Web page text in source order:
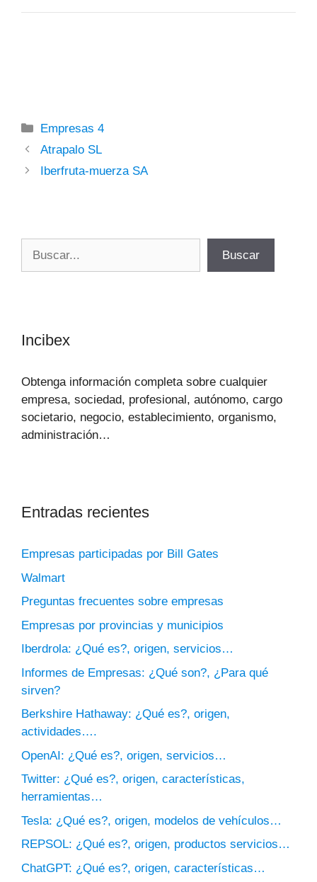
Categorías
Empresas 4
Atrapalo SL
Iberfruta-muerza SA
Buscar
Incibex
Obtenga información completa sobre cualquier
empresa, sociedad, profesional, autónomo, cargo
societario, negocio, establecimiento, organismo,
administración…
Entradas recientes
Empresas participadas por Bill Gates
Walmart
Preguntas frecuentes sobre empresas
Empresas por provincias y municipios
Iberdrola: ¿Qué es?, origen, servicios…
Informes de Empresas: ¿Qué son?, ¿Para qué
sirven?
Berkshire Hathaway: ¿Qué es?, origen,
actividades….
OpenAI: ¿Qué es?, origen, servicios…
Twitter: ¿Qué es?, origen, características,
herramientas…
Tesla: ¿Qué es?, origen, modelos de vehículos…
REPSOL: ¿Qué es?, origen, productos servicios…
ChatGPT: ¿Qué es?, origen, características…